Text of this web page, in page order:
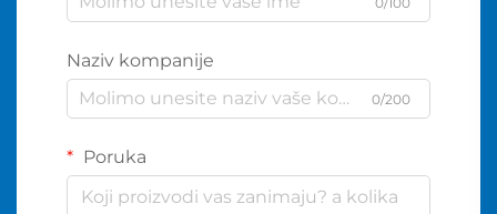
Naziv kompanije
0/200
Poruka